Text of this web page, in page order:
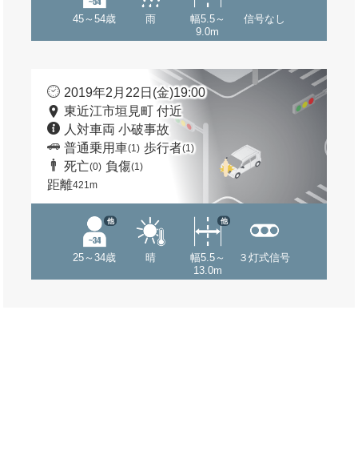
45～54歳 雨
幅5.5～
9.0m
信号なし
2019年2月22日(金)19:00
東近江市垣見町 付近
人対車両 小破事故
普通乗用車(1) 歩行者(1)
死亡(0) 負傷(1)
距離421m
25～34歳
他
晴
幅5.5～
13.0m
他
３灯式信号